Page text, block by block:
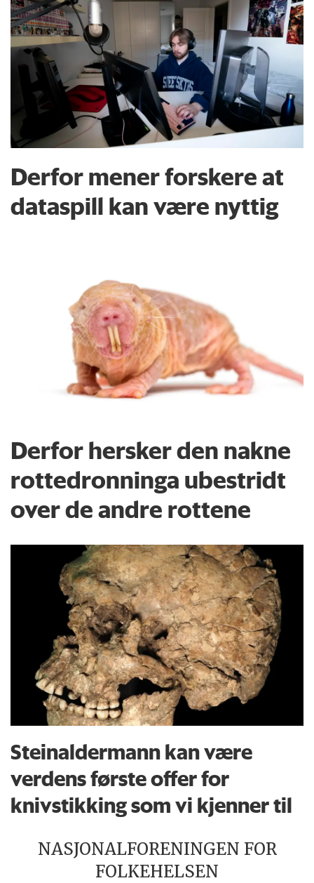
Derfor mener forskere at
dataspill kan være nyttig
Derfor hersker den nakne
rottedronninga ubestridt
over de andre rottene
Steinaldermann kan være
verdens første offer for
knivstikking som vi kjenner til
NASJONALFORENINGEN FOR
FOLKEHELSEN